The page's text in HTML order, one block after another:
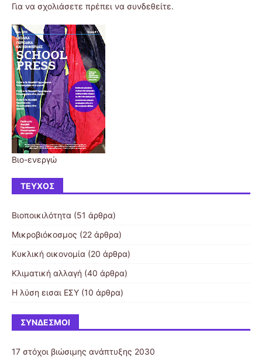
Για να σχολιάσετε πρέπει να συνδεθείτε.
Βιο-ενεργώ
ΤΕΎΧΟΣ
Βιοποικιλότητα (51 άρθρα)
Μικροβιόκοσμος (22 άρθρα)
Κυκλική οικονομία (20 άρθρα)
Κλιματική αλλαγή (40 άρθρα)
Η λύση εισαι ΕΣΥ (10 άρθρα)
ΣΎΝΔΕΣΜΟΙ
17 στόχοι βιώσιμης ανάπτυξης 2030